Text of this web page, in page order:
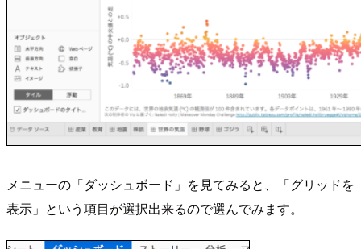
メニューの「ダッシュボード」を見てみると、「グリッドを
表示」という項目が選択出来るので選んでみます。